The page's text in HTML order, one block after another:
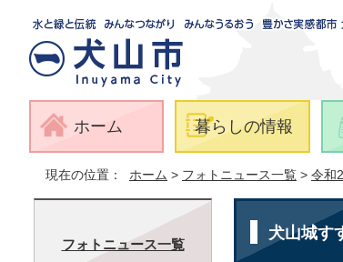
ホーム 暮らしの情報
現在の位置： ホーム > フォトニュース一覧 > 令和
犬山城す
フォトニュース一覧